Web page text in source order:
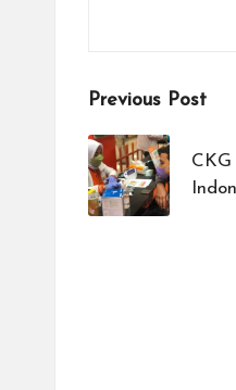
Post
Previous Post